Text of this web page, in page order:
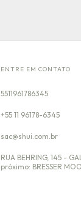
ENTRE EM CONTATO
5511961786345
+55 11 96178-6345
sac@shui.com.br
RUA BEHRING, 145 -
próximo: BRESSER